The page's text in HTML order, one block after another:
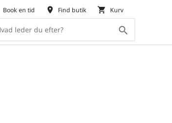
search
Book en tid place Find butik shopping_cart Kurv